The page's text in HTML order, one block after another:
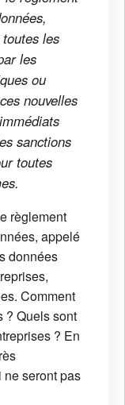
les
les
ou
nouvelles
sanctions
toutes
règlement
appelé
données
Comment
? Quels sont
? En
seront pas